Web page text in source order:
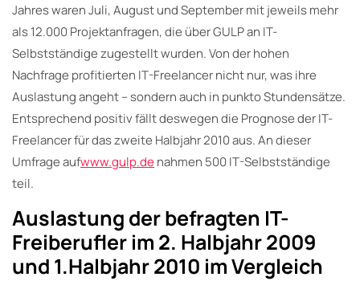
Jahres waren Juli, August und September mit jeweils mehr
als 12.000 Projektanfragen, die über GULP an IT-
Selbstständige zugestellt wurden. Von der hohen
Nachfrage profitierten IT-Freelancer nicht nur, was ihre
Auslastung angeht – sondern auch in punkto Stundensätze.
Entsprechend positiv fällt deswegen die Prognose der IT-
Freelancer für das zweite Halbjahr 2010 aus. An dieser
Umfrage aufwww.gulp.denahmen 500 IT-Selbstständige
teil.
Auslastung der befragten IT-
Freiberufler im 2. Halbjahr 2009
und 1.Halbjahr 2010 im Vergleich